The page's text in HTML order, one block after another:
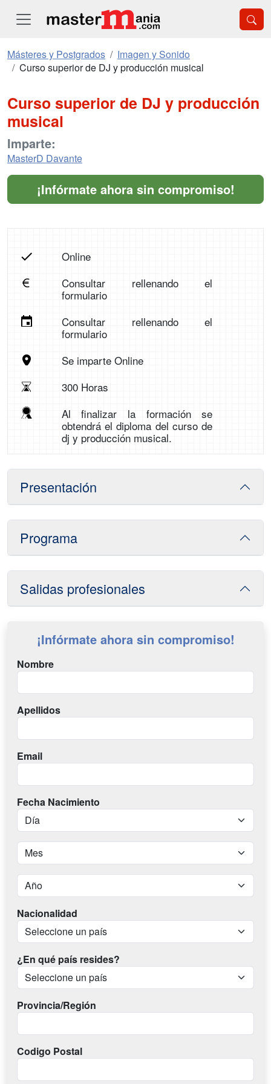
Másteres y Postgrados
Imagen y Sonido
Curso superior de DJ y producción musical
Curso superior de DJ y producción
musical
Imparte:
MasterD Davante
¡Infórmate ahora sin compromiso!
Online
Consultar rellenando el
formulario
Consultar rellenando el
formulario
Se imparte Online
300 Horas
Al finalizar la formación se
obtendrá el diploma del curso de
dj y producción musical.
Presentación
Programa
Salidas profesionales
¡Infórmate ahora sin compromiso!
Nombre
Apellidos
Email
Fecha Nacimiento
Nacionalidad
¿En qué país resides?
Provincia/Región
Codigo Postal